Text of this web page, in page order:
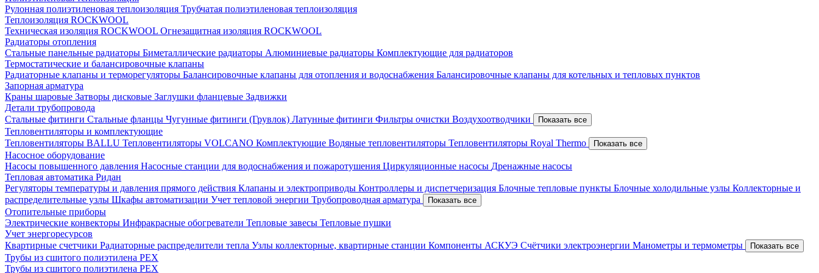
Рулонная полиэтиленовая теплоизоляция Трубчатая полиэтиленовая теплоизоляция
Теплоизоляция ROCKWOOL
Техническая изоляция ROCKWOOL Огнезащитная изоляция ROCKWOOL
Радиаторы отопления
Стальные панельные радиаторы Биметаллические радиаторы Алюминиевые радиаторы Комплектующие для радиаторов
Термостатические и балансировочные клапаны
Радиаторные клапаны и терморегуляторы Балансировочные клапаны для отопления и водоснабжения Балансировочные клапаны для котельных и тепловых пунктов
Запорная арматура
Краны шаровые Затворы дисковые Заглушки фланцевые Задвижки
Детали трубопровода
Стальные фитинги Стальные фланцы Чугунные фитинги (Грувлок) Латунные фитинги Фильтры очистки Воздухоотводчики Показать все
Тепловентиляторы и комплектующие
Тепловентиляторы BALLU Тепловентиляторы VOLCANO Комплектующие Водяные тепловентиляторы Тепловентиляторы Royal Thermo Показать все
Насосное оборудование
Насосы повышенного давления Насосные станции для водоснабжения и пожаротушения Циркуляционные насосы Дренажные насосы
Тепловая автоматика Ридан
Регуляторы температуры и давления прямого действия Клапаны и электроприводы Контроллеры и диспетчеризация Блочные тепловые пункты Блочные холодильные узлы Коллекторные и
распределительные узлы Шкафы автоматизации Учет тепловой энергии Трубопроводная арматура Показать все
Отопительные приборы
Электрические конвекторы Инфракрасные обогреватели Тепловые завесы Тепловые пушки
Учет энергоресурсов
Квартирные счетчики Радиаторные распределители тепла Узлы коллекторные, квартирные станции Компоненты АСКУЭ Счётчики электроэнергии Манометры и термометры Показать все
Трубы из сшитого полиэтилена PEX
Трубы из сшитого полиэтилена PEX